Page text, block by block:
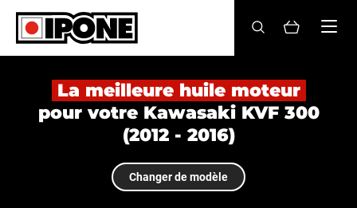
Ipone
HUILES MOTEUR
ENTRETIEN
MAINTENANCE
La meilleure huile moteur
pour votre Kawasaki KVF 300
(2012 - 2016)
Changer de modèle